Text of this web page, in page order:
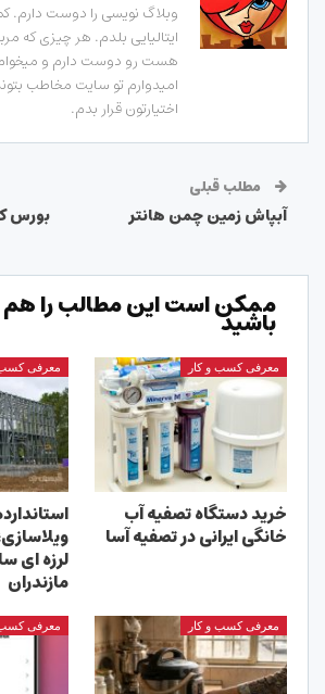
وبلاگ نویسی را دوست دارم.
ایتالیایی بلدم. هر چیزی که
هست رو دوست دارم و
امیدوارم تو سایت مخاطب
اختیارتون قرار بدم.
مطلب قبلی
آبپاش زمین چمن هانتر بورس
ممکن است این مطالب را
باشید
معرفی کسب و کار
خرید دستگاه تصفیه آب
خانگی ایرانی در تصفیه آسا
معرفی کسب
لرزه ای
مازندران
معرفی کسب و کار معرفی کسب